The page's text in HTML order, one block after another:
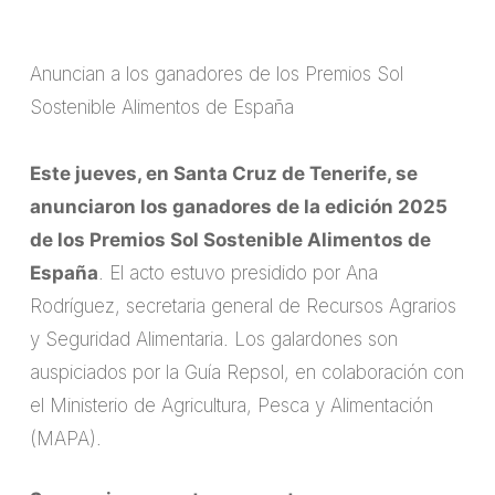
Anuncian a los ganadores de los Premios Sol
Sostenible Alimentos de España
Este jueves, en Santa Cruz de Tenerife, se
anunciaron los ganadores de la edición 2025
de los Premios Sol Sostenible Alimentos de
España . El acto estuvo presidido por Ana
Rodríguez, secretaria general de Recursos Agrarios
y Seguridad Alimentaria. Los galardones son
auspiciados por la Guía Repsol, en colaboración con
el Ministerio de Agricultura, Pesca y Alimentación
(MAPA).